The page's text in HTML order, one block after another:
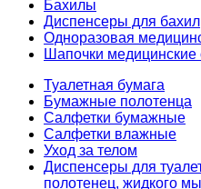
Бахилы
Диспенсеры для бахил
Одноразовая
Шапочки
Туалетная бумага
Бумажные полотенца
Салфетки бумажные
Салфетки влажные
Уход за телом
Диспенсеры для
полотенец, жидкого